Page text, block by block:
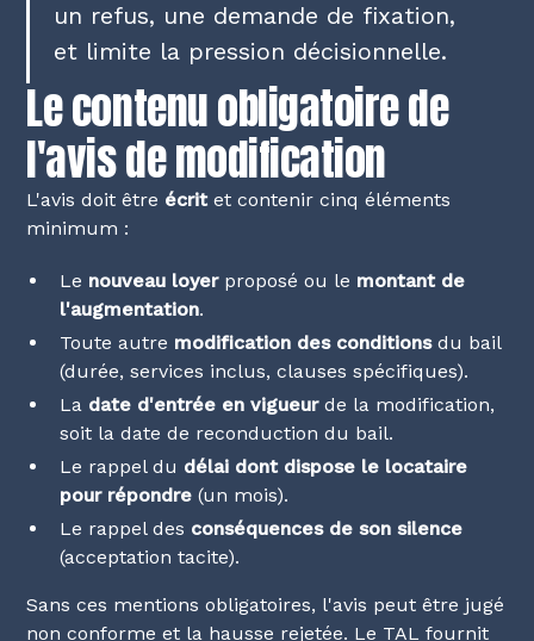
un refus, une demande de fixation,
et limite la pression décisionnelle.
Le contenu obligatoire de
l'avis de modification
L'avis doit être écritet contenir cinq éléments
minimum :
Le nouveau loyerproposé ou le montant de
l'augmentation.
Toute autre modification des conditionsdu bail
(durée, services inclus, clauses spécifiques).
La date d'entrée en vigueurde la modification,
soit la date de reconduction du bail.
Le rappel du délai dont dispose le locataire
pour répondre (un mois).
Le rappel des conséquences de son silence
(acceptation tacite).
Sans ces mentions obligatoires, l'avis peut être jugé
non conforme et la hausse rejetée. Le TAL fournit